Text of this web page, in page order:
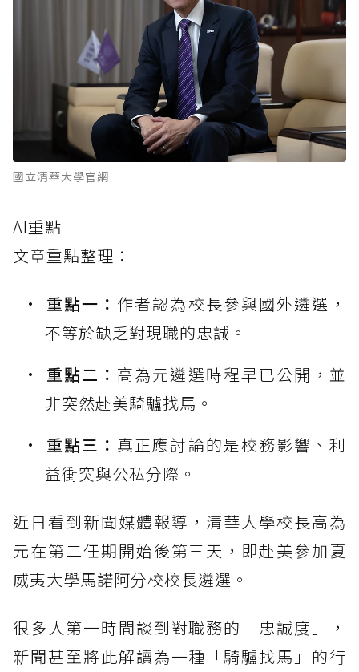
國立清華大學官網
AI重點
文章重點整理：
重點一： 作者認為校長參與國外遴選，
不等於缺乏對現職的忠誠。
重點二： 高為元遴選時程早已公開，並
非突然赴美騎驢找馬。
重點三： 真正應討論的是校務影響、利
益衝突與公私分際。
近日看到新聞媒體報導，清華大學校長高為
元在第二任期開始後第三天，即赴美參加夏
威夷大學馬諾阿分校校長遴選。
很多人第一時間談到對職務的「忠誠度」，
新聞甚至將此解讀為一種「騎驢找馬」的行